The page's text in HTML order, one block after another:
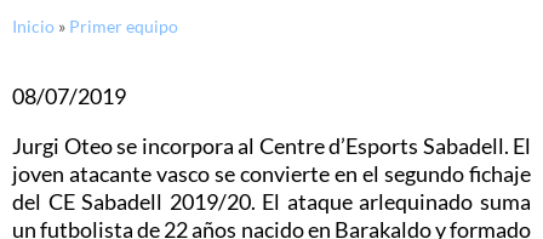
Inicio » Primer equipo
08/07/2019
Jurgi Oteo se incorpora al Centre d’Esports Sabadell. El
joven atacante vasco se convierte en el segundo fichaje
del CE Sabadell 2019/20. El ataque arlequinado suma
un futbolista de 22 años nacido en Barakaldo y formado